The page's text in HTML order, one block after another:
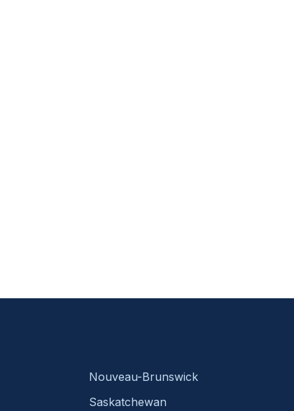
Nouveau-Brunswick
Saskatchewan